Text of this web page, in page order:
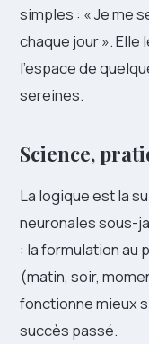
simples : « Je me
chaque jour ». Elle
l’espace de
sereines.
Science,
La logique est la
neuronales sous-
: la formulation au
(matin, soir,
fonctionne mieux
succès passé.